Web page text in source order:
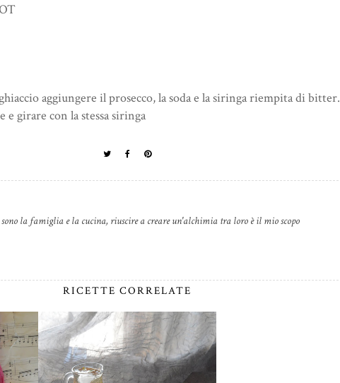
aggiungere il prosecco, la soda e la siringa riempita di bitter.
girare con la stessa siringa
la famiglia e la cucina, riuscire a creare un'alchimia tra loro è il mio scopo
RICETTE CORRELATE